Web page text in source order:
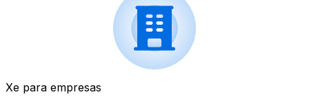
Xe para empresas